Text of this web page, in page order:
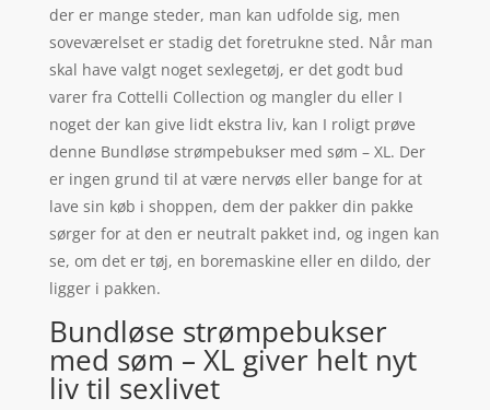
der er mange steder, man kan udfolde sig, men
soveværelset er stadig det foretrukne sted. Når man
skal have valgt noget sexlegetøj, er det godt bud
varer fra Cottelli Collection og mangler du eller I
noget der kan give lidt ekstra liv, kan I roligt prøve
denne Bundløse strømpebukser med søm – XL. Der
er ingen grund til at være nervøs eller bange for at
lave sin køb i shoppen, dem der pakker din pakke
sørger for at den er neutralt pakket ind, og ingen kan
se, om det er tøj, en boremaskine eller en dildo, der
ligger i pakken.
Bundløse strømpebukser
med søm – XL giver helt nyt
liv til sexlivet